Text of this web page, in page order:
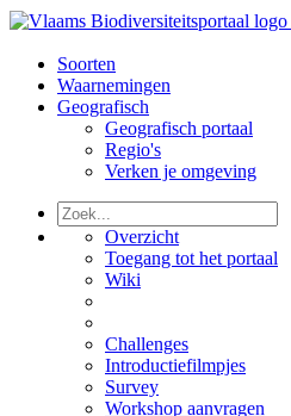
Soorten
Waarnemingen
Geografisch
Geografisch portaal
Regio's
Verken je omgeving
Overzicht
Toegang tot het portaal
Wiki
Challenges
Introductiefilmpjes
Survey
Workshop aanvragen